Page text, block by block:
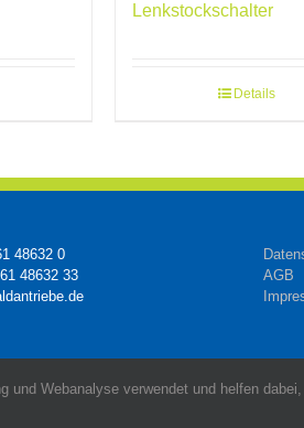
Lenkstockschalter
Details
48632 0
48632 33
AGB
Webanalyse verwendet und helfen